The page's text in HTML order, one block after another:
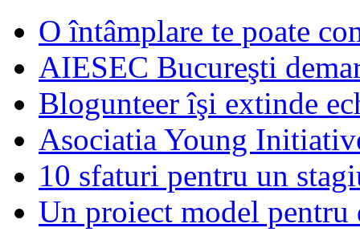
O întâmplare te poate
AIESEC Bucureşti
Blogunteer îşi extinde
Asociatia Young
10 sfaturi pentru un
Un proiect model